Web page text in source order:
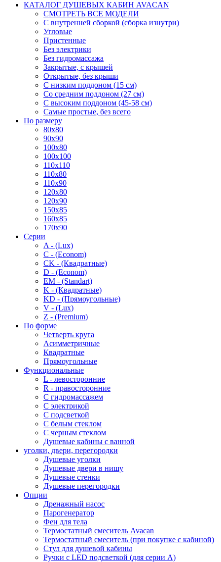
КАТАЛОГ ДУШЕВЫХ КАБИН AVACAN
СМОТРЕТЬ ВСЕ МОДЕЛИ
С внутренней сборкой (сборка изнутри)
Угловые
Пристенные
Без электрики
Без гидромассажа
Закрытые, с крышей
Открытые, без крыши
С низким поддоном (15 см)
Со средним поддоном (27 см)
С высоким поддоном (45-58 см)
Самые простые, без всего
По размеру
80x80
90x90
100x80
100x100
110x110
110x80
110x90
120x80
120x90
150x85
160x85
170x90
Серии
A - (Lux)
C - (Econom)
CK - (Квадратные)
D - (Econom)
EM - (Standart)
K - (Квадратные)
KD - (Прямоугольные)
V - (Lux)
Z - (Premium)
По форме
Четверть круга
Асимметричные
Квадратные
Прямоугольные
Функциональные
L - левосторонние
R - правосторонние
С гидромассажем
С электрикой
С подсветкой
С белым стеклом
С черным стеклом
Душевые кабины с ванной
уголки, двери, перегородки
Душевые уголки
Душевые двери в нишу
Душевые стенки
Душевые перегородки
Опции
Дренажный насос
Парогенератор
Фен для тела
Термостатный смеситель Avacan
Термостатный смеситель (при покупке с кабиной)
Стул для душевой кабины
Ручки с LED подсветкой (для серии A)